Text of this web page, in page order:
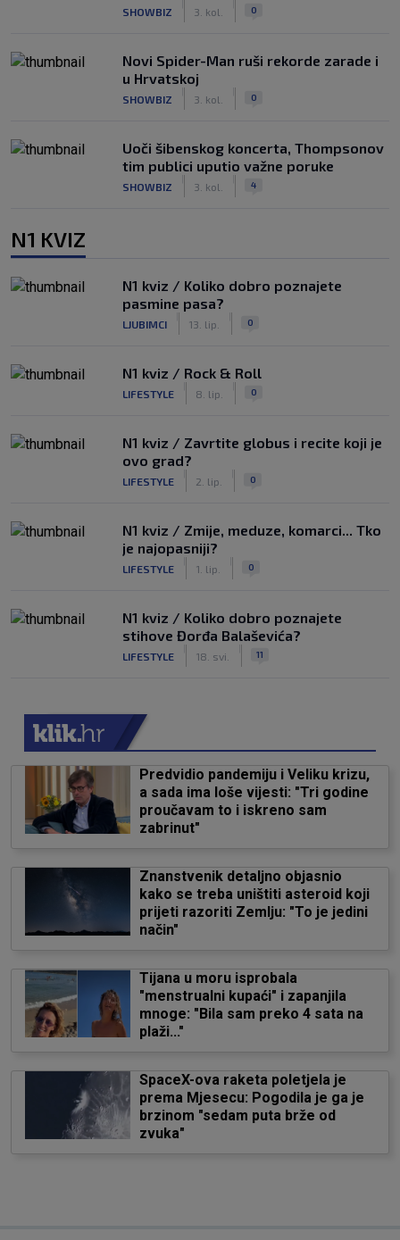
SHOWBIZ 3. kol. 0
Novi Spider-Man ruši rekorde zarade i
u Hrvatskoj
SHOWBIZ 3. kol. 0
Uoči šibenskog koncerta, Thompsonov
tim publici uputio važne poruke
SHOWBIZ 3. kol. 4
N1 KVIZ
N1 kviz / Koliko dobro poznajete
pasmine pasa?
LJUBIMCI 13. lip. 0
N1 kviz / Rock & Roll
LIFESTYLE 8. lip. 0
N1 kviz / Zavrtite globus i recite koji je
ovo grad?
LIFESTYLE 2. lip. 0
N1 kviz / Zmije, meduze, komarci... Tko
je najopasniji?
LIFESTYLE 1. lip. 0
N1 kviz / Koliko dobro poznajete
stihove Đorđa Balaševića?
LIFESTYLE 18. svi. 11
Predvidio pandemiju i Veliku krizu,
a sada ima loše vijesti: "Tri godine
proučavam to i iskreno sam
zabrinut"
Znanstvenik detaljno objasnio
kako se treba uništiti asteroid koji
prijeti razoriti Zemlju: "To je jedini
način"
Tijana u moru isprobala
"menstrualni kupaći" i zapanjila
mnoge: "Bila sam preko 4 sata na
plaži..."
SpaceX-ova raketa poletjela je
prema Mjesecu: Pogodila je ga je
brzinom "sedam puta brže od
zvuka"